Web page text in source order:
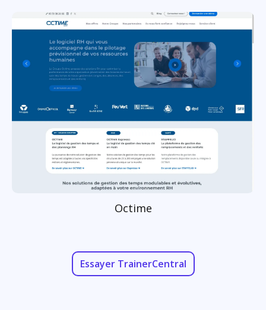
Octime
Essayer TrainerCentral